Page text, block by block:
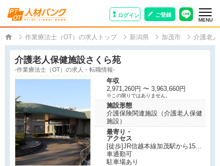
ログイン ご登録
MENU
作業療法士（OT）の求人トップ 新潟県 加茂市 介護老
介護老人保健施設さくら苑
-作業療法士（OT）の求人・転職情報-
年収
2,971,260円 〜 3,963,660円
※この限りではありません。
施設形態
介護保険関連施設（介護老人保健
施設）
最寄り・
アクセス
[徒歩]JR信越本線加茂駅から15分
車通勤可
駐車場あり